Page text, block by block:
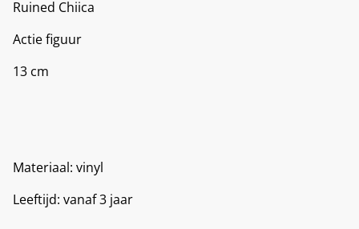
Ruined Chiica
Actie figuur
13 cm
Materiaal: vinyl
Leeftijd: vanaf 3 jaar